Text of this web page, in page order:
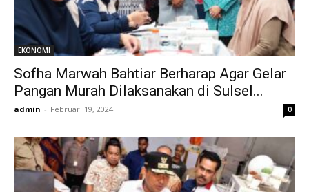
EKONOMI
Sofha Marwah Bahtiar Berharap Agar Gelar
Pangan Murah Dilaksanakan di Sulsel...
admin - Februari 19, 2024 0